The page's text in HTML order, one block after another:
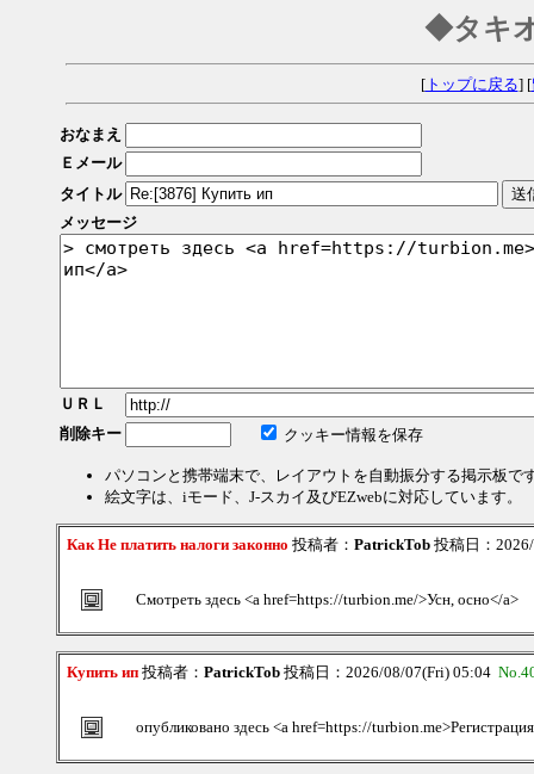
◆タキ
[トップに戻る] [
おなまえ
Ｅメール
タイトル
メッセージ
ＵＲＬ
削除キー
クッキー情報を保存
パソコンと携帯端末で、レイアウトを自動振分する掲示板で
絵文字は、iモード、J-スカイ及びEZwebに対応しています。
Как Не платить налоги законно 投稿者： PatrickTob 投稿日：
Смотреть здесь <a href=https://turbion.me/>Усн, осно</a>
Купить ип 投稿者： PatrickTob 投稿日：2026/08/07(Fri) 05:04
опубликовано здесь <a href=https://